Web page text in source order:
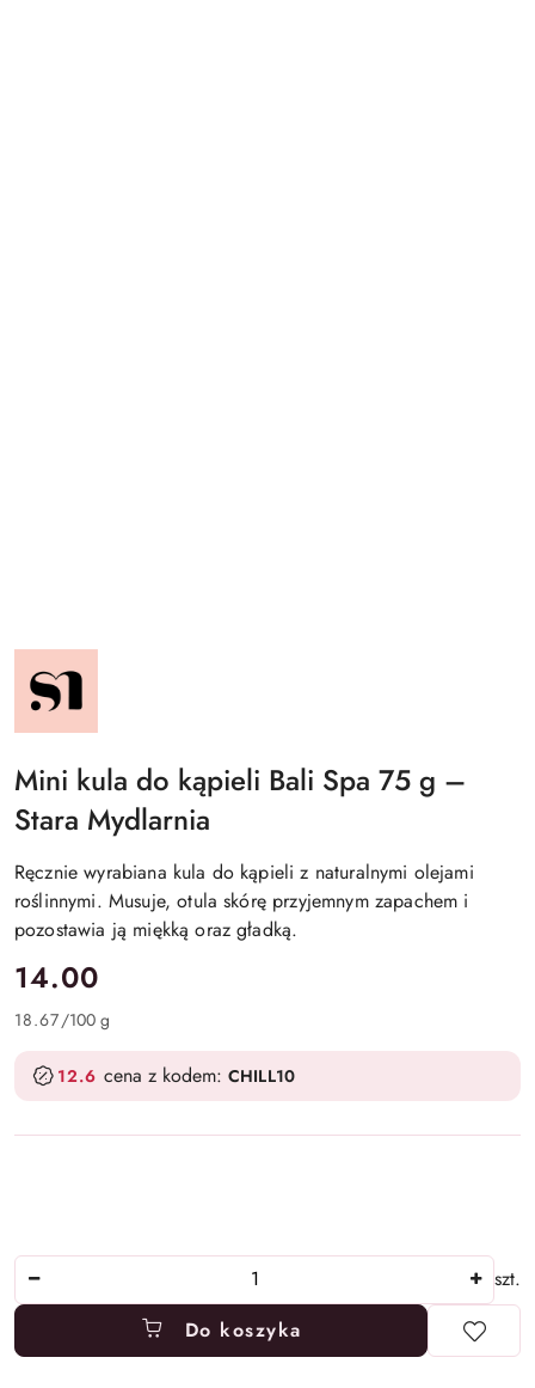
NAZWA
PRODUCENTA:
STARA
MYDLARNIA
Mini kula do kąpieli Bali Spa 75 g –
Stara Mydlarnia
Ręcznie wyrabiana kula do kąpieli z naturalnymi olejami
roślinnymi. Musuje, otula skórę przyjemnym zapachem i
pozostawia ją miękką oraz gładką.
cena:
14.00
18.67/100 g
12.6 cena z kodem: CHILL10
szt.
Do koszyka